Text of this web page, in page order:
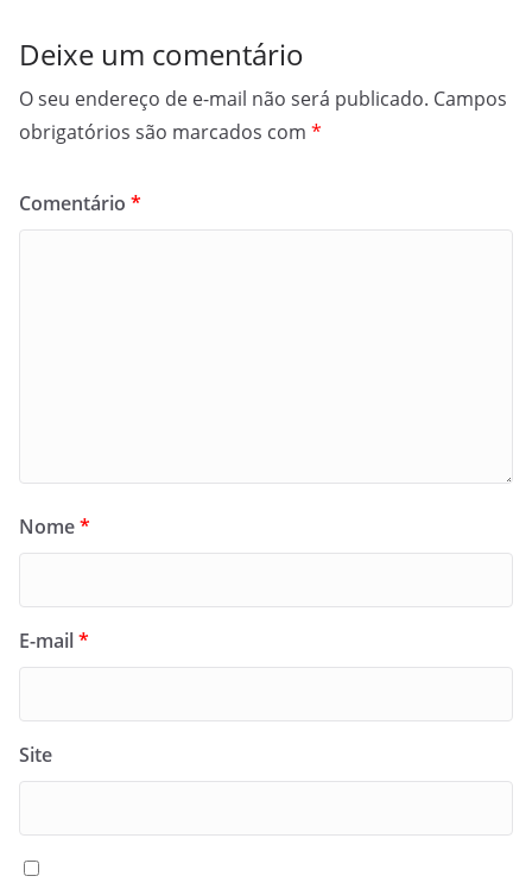
Deixe um comentário
O seu endereço de e-mail não será publicado. Campos
obrigatórios são marcados com *
Comentário *
Nome*
E-mail*
Site